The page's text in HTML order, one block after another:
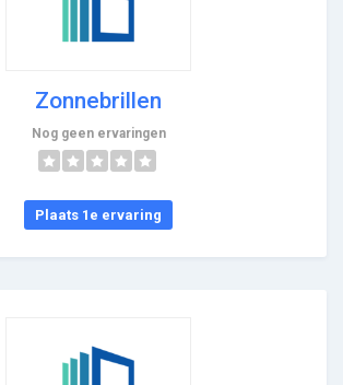
Zonnebrillen
Nog geen ervaringen
Plaats 1e ervaring